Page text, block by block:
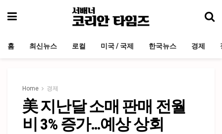
홈 최신뉴스 로컬 미국 / 국제 한국뉴스 경제
Home 경제
美 지난달 소매 판매 전월
비 3% 증가…예상 상회